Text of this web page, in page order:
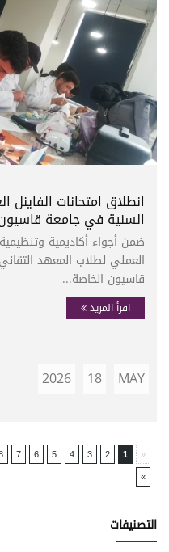
انطلاق امتحانات
السنية في جامعة
ضمن أجواء أكاديمية
العملي لطلاب المعهد
قاسيون الخاصة...
اقرأ المزيد
MAY
18
2026
«
1
2
3
4
5
6
7
»
التصنيفات